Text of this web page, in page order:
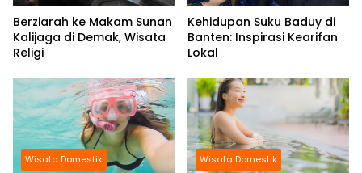
Berziarah ke Makam Sunan
Kalijaga di Demak, Wisata
Religi
Kehidupan Suku Baduy di
Banten: Inspirasi Kearifan
Lokal
Wisata Domestik Wisata Domestik